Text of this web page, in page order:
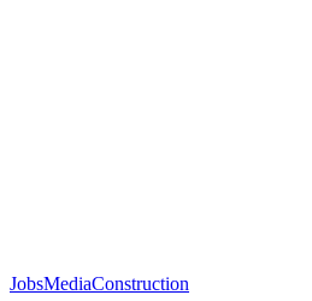
JobsMediaConstruction